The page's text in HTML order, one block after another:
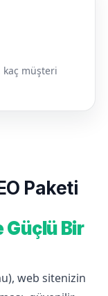
kaç müşteri
Paketi
Güçlü Bir
web sitenizin